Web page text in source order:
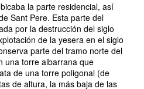
la parte residencial, así
Sant Pere. Esta parte del
por la destrucción del siglo
de la yesera en el siglo
parte del tramo norte del
una torre albarrana que
de una torre poligonal (de
de altura, la más baja de las